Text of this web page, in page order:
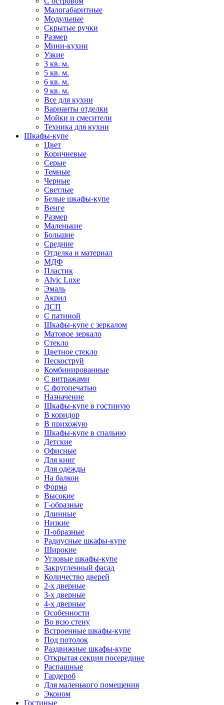
Малогабаритные
Модульные
Скрытые ручки
Размер
Мини-кухни
Узкие
3 кв. м.
5 кв. м.
6 кв. м.
9 кв. м.
Все для кухни
Варианты отделки
Мойки и смесители
Техника для кухни
Шкафы-купе
Цвет
Коричневые
Серые
Темные
Черные
Светлые
Белые шкафы-купе
Венге
Размер
Маленькие
Большие
Средние
Отделка и материал
МДФ
Пластик
Alvic Luxe
Эмаль
Акрил
ДСП
С патиной
Шкафы-купе с зеркалом
Матовое зеркало
Стекло
Цветное стекло
Пескоструй
Комбинированные
С витражами
С фотопечатью
Назначение
Шкафы-купе в гостиную
В коридор
В прихожую
Шкафы-купе в спальню
Детские
Офисные
Для книг
Для одежды
На балкон
Форма
Высокие
Г-образные
Длинные
Низкие
П-образные
Радиусные шкафы-купе
Широкие
Угловые шкафы-купе
Закругленный фасад
Количество дверей
2-х дверные
3-х дверные
4-х дверные
Особенности
Во всю стену
Встроенные шкафы-купе
Под потолок
Раздвижные шкафы-купе
Открытая секция посередине
Распашные
Гардероб
Для маленького помещения
Эконом
Гостиные